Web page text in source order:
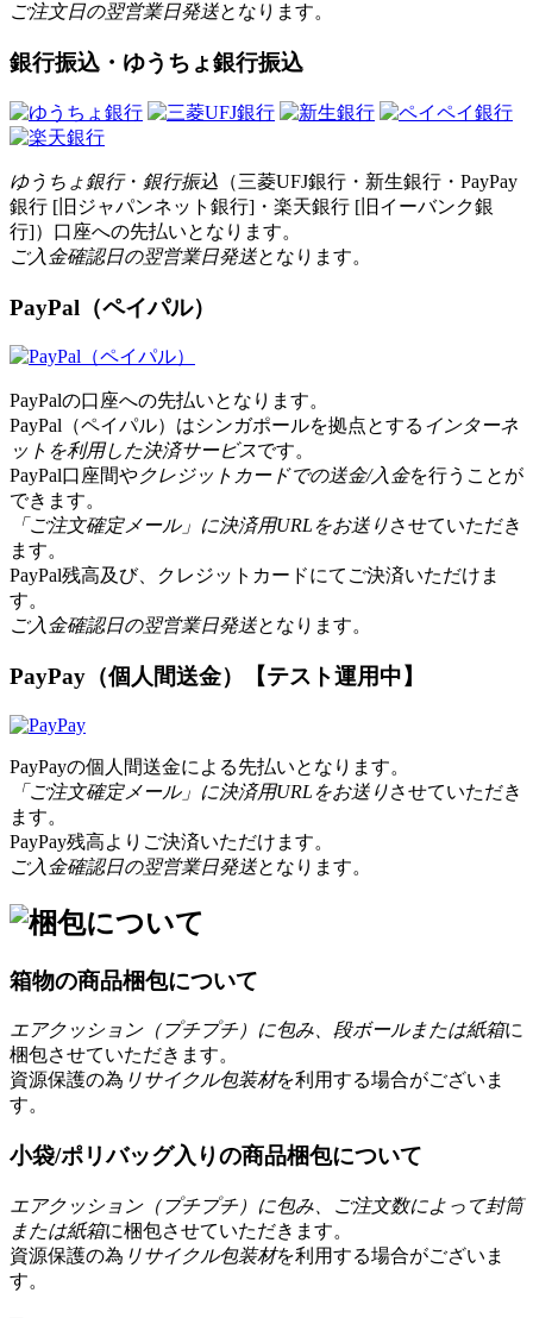
ご注文日の翌営業日発送となります。
銀行振込・ゆうちょ銀行振込
ゆうちょ銀行・ 銀行振込 （三菱UFJ銀行・新生銀行・PayPay
銀行 [旧ジャパンネット銀行]・楽天銀行 [旧イーバンク銀
行]）口座への先払いとなります。
ご入金確認日の翌営業日発送となります。
PayPal（ペイパル）
PayPalの口座への先払いとなります。
PayPal（ペイパル）はシンガポールを拠点とする インターネ
ットを利用した決済サービスです。
PayPal口座間やクレジットカードでの送金/入金を行うことが
できます。
「ご注文確定メール」に決済用URLをお送りさせていただき
ます。
PayPal残高及び、クレジットカードにてご決済いただけま
す。
ご入金確認日の翌営業日発送となります。
PayPay（個人間送金）【テスト運用中】
PayPayの個人間送金による先払いとなります。
「ご注文確定メール」に決済用URLをお送りさせていただき
ます。
PayPay残高よりご決済いただけます。
ご入金確認日の翌営業日発送となります。
箱物の商品梱包について
エアクッション（プチプチ）に包み、段ボールまたは紙箱に
梱包させていただきます。
資源保護の為 リサイクル包装材を利用する場合がございま
す。
小袋/ポリバッグ入りの商品梱包について
エアクッション（プチプチ）に包み、ご注文数によって封筒
または紙箱に梱包させていただきます。
資源保護の為 リサイクル包装材を利用する場合がございま
す。